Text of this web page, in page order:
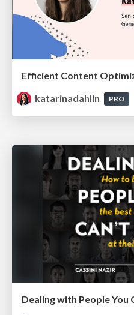
katarinadahlin
PRO